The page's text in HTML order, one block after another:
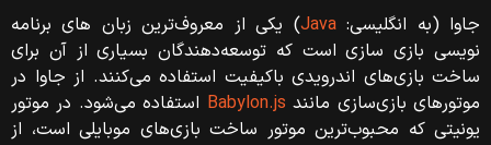
جاوا (به انگلیسی: Java) یکی از معروف‌ترین زبان های برنامه
نویسی بازی سازی است که توسعه‌دهندگان بسیاری از آن برای
ساخت بازی‌های اندرویدی باکیفیت استفاده می‌کنند. از جاوا در
موتورهای بازی‌سازی مانند Babylon.jsاستفاده می‌شود. در موتور
یونیتی که محبوب‌ترین موتور ساخت بازی‌های موبایلی است، از